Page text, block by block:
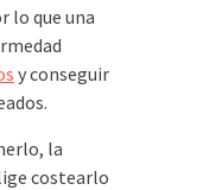
lo que una
y conseguir
la
costearlo